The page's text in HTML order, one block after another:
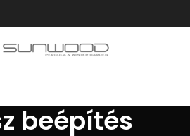
beépítés